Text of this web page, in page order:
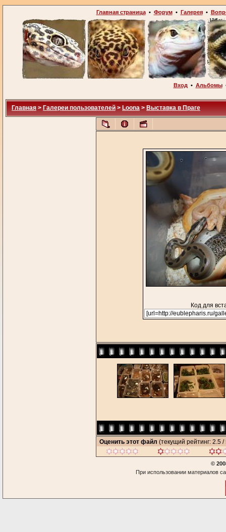
Главная страница• Форум• Галерея•
Вход • Альбомы
Главная > Галереи пользователей > Loona > Выставка в Праге
Код для
Оценить этот файл (текущий рейтинг: 2.5 /
©
При использовании материалов